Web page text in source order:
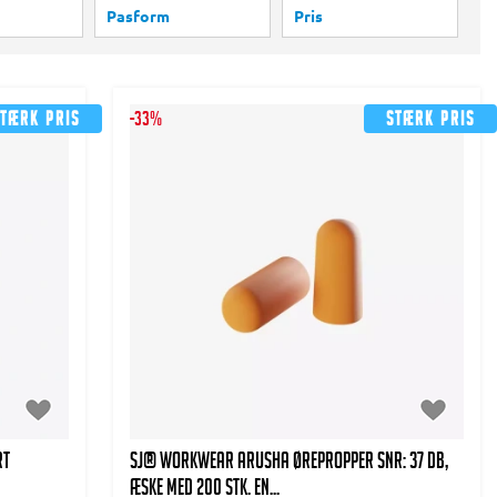
- Pandebånd Metal - Puder PVC (1)
- Pandebånd Metal - Puder PVC (2)
Pasform Pris
-
pris Stærk pris
-33%
SJ® WORKWEAR Arusha Ørepropper SNR: 37 dB,
æske med 200 stk. EN...